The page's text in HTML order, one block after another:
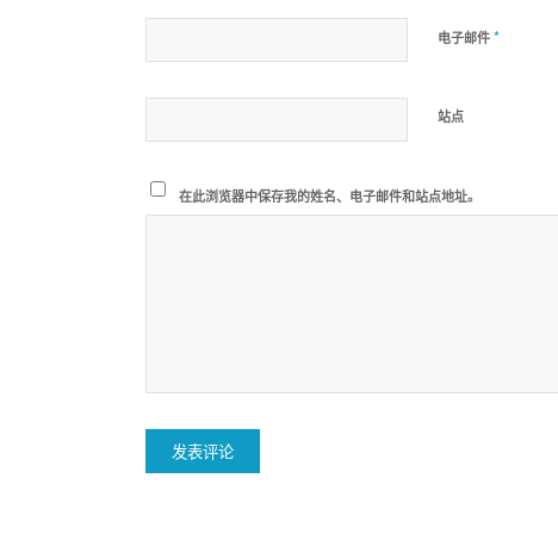
电子邮件 *
站点
在此浏览器中保存我的姓名、电子邮件和站点地址。